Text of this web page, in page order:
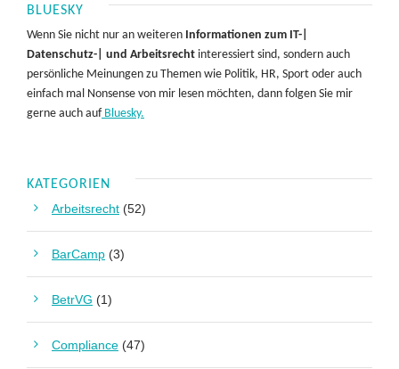
BLUESKY
Wenn Sie nicht nur an weiteren Informationen zum IT-|
Datenschutz-| und Arbeitsrecht interessiert sind, sondern auch
persönliche Meinungen zu Themen wie Politik, HR, Sport oder auch
einfach mal Nonsense von mir lesen möchten, dann folgen Sie mir
gerne auch aufBluesky.
KATEGORIEN
Arbeitsrecht (52)
BarCamp (3)
BetrVG (1)
Compliance (47)